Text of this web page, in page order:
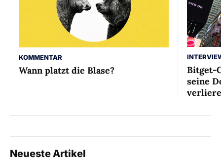
KOMMENTAR
Wann platzt die Blase?
Bitget-
seine
Neueste Artikel